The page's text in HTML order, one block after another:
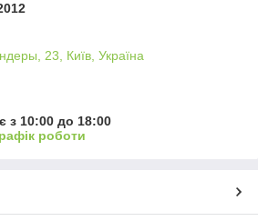
23, Київ, Україна
з 10:00 до 18:00
роботи